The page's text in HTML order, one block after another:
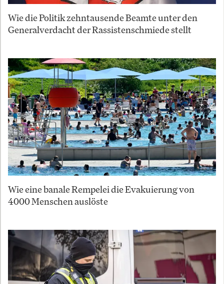
Wie die Politik zehntausende Beamte unter den
Generalverdacht der Rassistenschmiede stellt
Wie eine banale Rempelei die Evakuierung von
4000 Menschen auslöste